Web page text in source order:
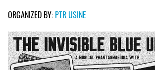
ORGANIZED BY: PTR USINE